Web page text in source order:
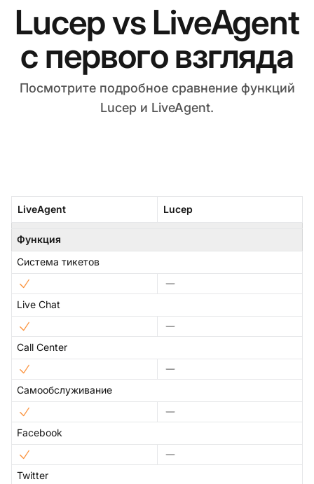
Lucep vs LiveAgent
с первого взгляда
Посмотрите подробное сравнение функций
Lucep и LiveAgent.
LiveAgent Lucep
Функция
Система тикетов
Live Chat
Call Center
Самообслуживание
Facebook
Twitter